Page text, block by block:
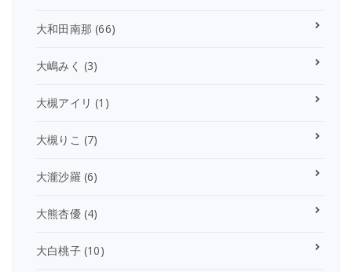
大和田南那 (66)
大嶋みく (3)
大槻アイリ (1)
大槻りこ (7)
大瀧沙羅 (6)
大熊杏優(4)
大白桃子(10)